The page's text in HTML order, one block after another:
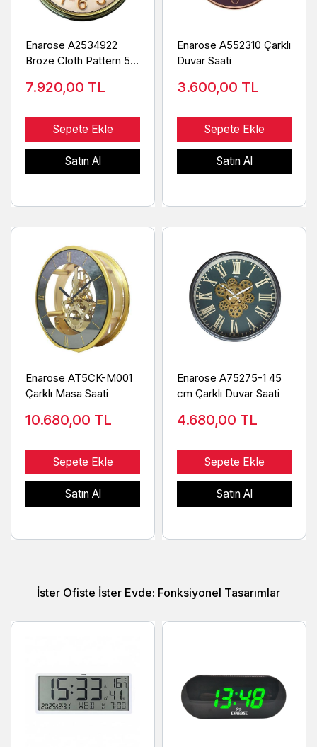
Enarose A2534922
Broze Cloth Pattern 53
7.920,00 TL
Sepete Ekle
Satın Al
Enarose A552310 Çarklı
Duvar Saati
3.600,00 TL
Sepete Ekle
Satın Al
Enarose AT5CK-M001
Çarklı Masa Saati
10.680,00 TL
Sepete Ekle
Satın Al
Enarose A75275-1 45
cm Çarklı Duvar Saati
4.680,00 TL
Sepete Ekle
Satın Al
İster Ofiste İster Evde: Fonksiyonel Tasarımlar